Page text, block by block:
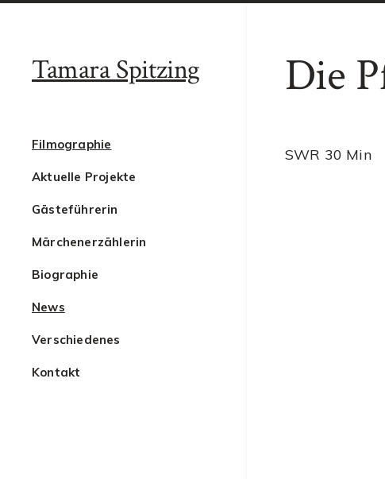
Tamara Spitzing
Filmographie
Aktuelle Projekte
Gästeführerin
Märchenerzählerin
Biographie
News
Verschiedenes
Kontakt
Die
SWR 30 Min